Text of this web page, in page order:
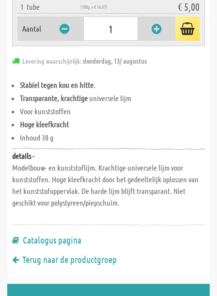
1 tube (100g = € 16,67) € 5,00
Aantal
Levering waarschijnlijk:donderdag, 13/ augustus
Stabiel tegen kou en hitte.
Transparante, krachtige universele lijm
Voor kunststoffen
Hoge kleefkracht
Inhoud 30 g
details -
Modelbouw- en kunststoflijm. Krachtige universele lijm voor
kunststoffen. Hoge kleefkracht door het gedeeltelijk oplossen van
het kunststofoppervlak. De harde lijm blijft transparant. Niet
geschikt voor polystyreen/piepschuim.
Catalogus pagina
Terug naar de productgroep